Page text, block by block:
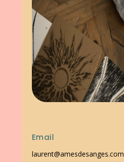
Email
laurent@amesdesanges.com